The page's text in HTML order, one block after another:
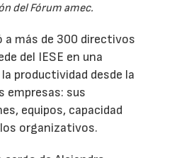
del Fórum amec.
a más de 300 directivos
del IESE en una
productividad desde la
empresas: sus
equipos, capacidad
organizativos.